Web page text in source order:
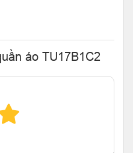
áo TU17B1C2